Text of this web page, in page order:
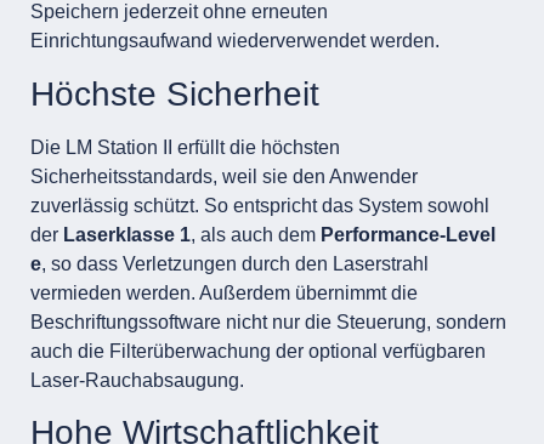
Speichern jederzeit ohne erneuten
Einrichtungsaufwand wiederverwendet werden.
Höchste Sicherheit
Die LM Station II erfüllt die höchsten
Sicherheitsstandards, weil sie den Anwender
zuverlässig schützt. So entspricht das System sowohl
der Laserklasse 1, als auch dem Performance-Level
e, so dass Verletzungen durch den Laserstrahl
vermieden werden. Außerdem übernimmt die
Beschriftungssoftware nicht nur die Steuerung, sondern
auch die Filterüberwachung der optional verfügbaren
Laser-Rauchabsaugung.
Hohe Wirtschaftlichkeit